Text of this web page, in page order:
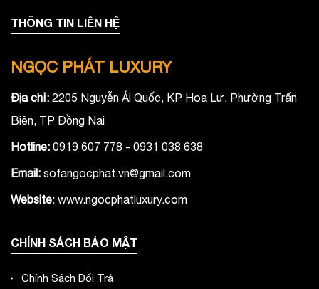
THÔNG TIN LIÊN HỆ
NGỌC PHÁT LUXURY
Địa chỉ: 2205 Nguyễn Ái Quốc, KP Hoa Lư, Phường Trấn
Biên, TP Đồng Nai
Hotline: 0919 607 778 - 0931 038 638
Email: sofangocphat.vn@gmail.com
Website: www.ngocphatluxury.com
CHÍNH SÁCH BẢO MẬT
Chính Sách Đổi Trả